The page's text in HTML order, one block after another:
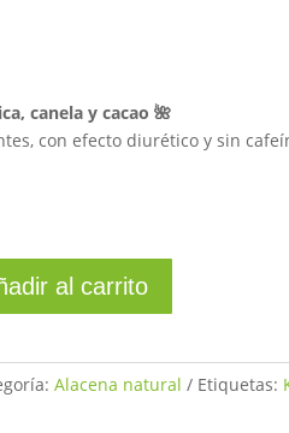
canela y cacao 🌺
con efecto diurético y sin
al carrito
Alacena natural Etiquetas: